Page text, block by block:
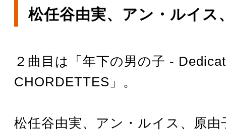
松任谷由実、アン・ルイス
２曲目は「年下の男の子 -
CHORDETTES」。
松任谷由実、アン・ルイス、原由